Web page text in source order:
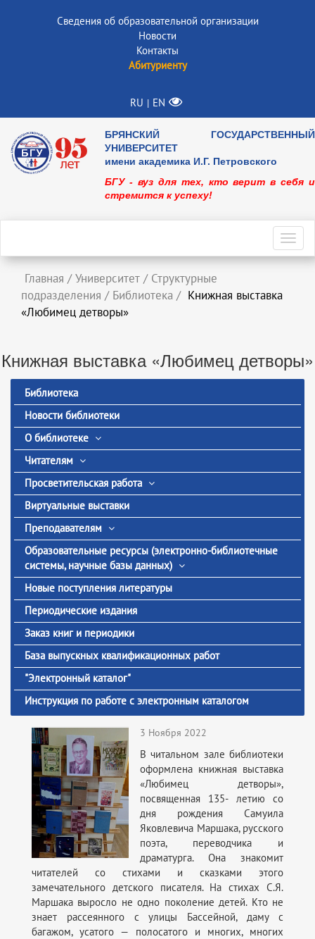
Сведения об образовательной организации
Новости
Контакты
Абитуриенту
RU | EN
БРЯНСКИЙ ГОСУДАРСТВЕННЫЙ
УНИВЕРСИТЕТ
имени академика И.Г. Петровского
БГУ - вуз для тех, кто верит в себя и
стремится к успеху!
Главная / Университет / Структурные
подразделения / Библиотека / Книжная выставка
«Любимец детворы»
Книжная выставка «Любимец детворы»
Библиотека
Новости библиотеки
О библиотеке
Читателям
Просветительская работа
Виртуальные выставки
Преподавателям
Образовательные ресурсы (электронно-библиотечные
системы, научные базы данных)
Новые поступления литературы
Периодические издания
Заказ книг и периодики
База выпускных квалификационных работ
"Электронный каталог"
Инструкция по работе с электронным каталогом
3 Ноября 2022
В читальном зале библиотеки
оформлена книжная выставка
«Любимец детворы»,
посвященная 135- летию со
дня рождения Самуила
Яковлевича Маршака, русского
поэта, переводчика и
драматурга. Она знакомит
читателей со стихами и сказками этого
замечательного детского писателя. На стихах С.Я.
Маршака выросло не одно поколение детей. Кто не
знает рассеянного с улицы Бассейной, даму с
багажом, усатого — полосатого и многих, многих